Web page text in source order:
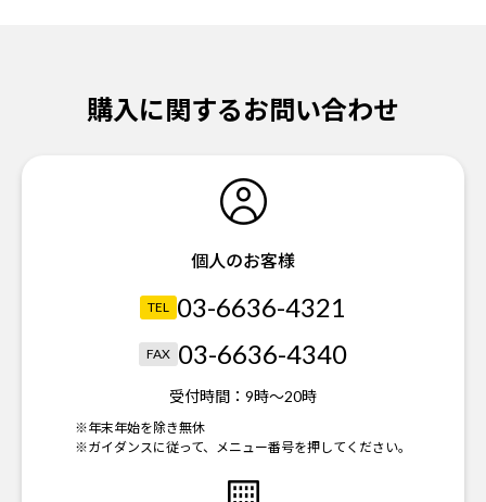
購入に関するお問い合わせ
個人のお客様
TEL 03-6636-4321
FAX 03-6636-4340
受付時間： 9時～20時
※年末年始を除き無休
※ガイダンスに従って、メニュー番号を押してください。